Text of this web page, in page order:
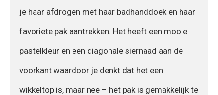
je haar afdrogen met haar badhanddoek en haar
favoriete pak aantrekken. Het heeft een mooie
pastelkleur en een diagonale siernaad aan de
voorkant waardoor je denkt dat het een
wikkeltop is, maar nee – het pak is gemakkelijk te